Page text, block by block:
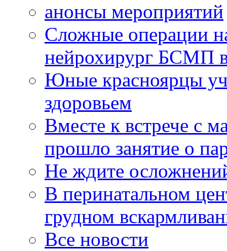
анонсы мероприятий
Сложные операции
нейрохирург БСМП
Юные красноярцы
здоровьем
Вместе к встрече с
прошло занятие о
Не ждите
В перинатальном
грудном
Все новости